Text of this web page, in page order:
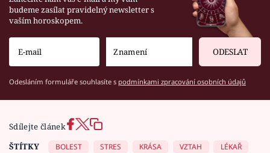
budeme zasílat pravidelný newsletter s
vaším horoskopem.
ODESLAT
Odesláním formuláře souhlasíte s podmínkami zpracování osobních údajů
Sdílejte článek
ŠTÍTKY
BOLEST STRES KRÁSA VZTAH
LÉKAŘ